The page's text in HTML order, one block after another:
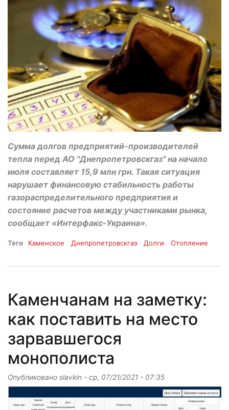
Сумма долгов предприятий-производителей
тепла перед АО "Днепропетровскгаз" на начало
июля составляет 15,9 млн грн. Такая ситуация
нарушает финансовую стабильность работы
газораспределительного предприятия и
состояние расчетов между участниками рынка,
сообщает «Интерфакс-Украина».
Теги Каменское Днепропетровскгаз Долги Отопление
Каменчанам на заметку:
как поставить на место
зарвавшегося
монополиста
Опубликовано slavkin - ср, 07/21/2021 - 07:35